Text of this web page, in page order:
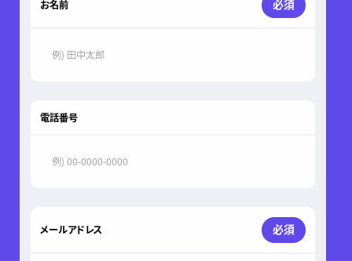
お名前 必須
電話番号
メールアドレス 必須